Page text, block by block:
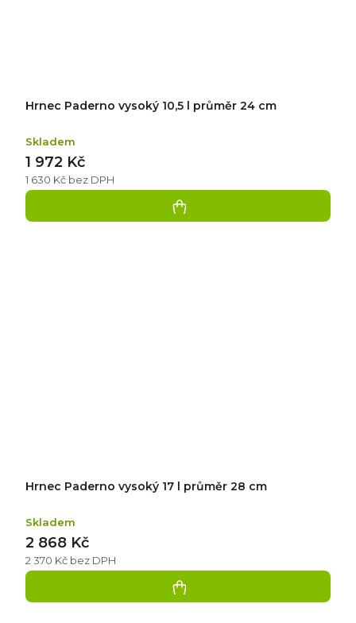
Hrnec Paderno vysoký 10,5 l průměr 24 cm
Skladem
1 630 Kč bez DPH
1 972 Kč
Hrnec Paderno vysoký 17 l průměr 28 cm
Skladem
2 370 Kč bez DPH
2 868 Kč